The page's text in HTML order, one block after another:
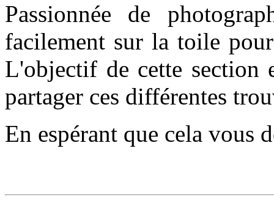
Passionnée de
facilement sur la toile
L'objectif de cette section
partager ces différentes
En espérant que cela vous